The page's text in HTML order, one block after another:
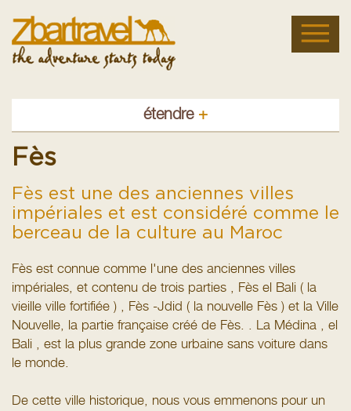
étendre +
Fès
Fès est une des anciennes villes
impériales et est considéré comme le
berceau de la culture au Maroc
Fès est connue comme l'une des anciennes villes
impériales, et contenu de trois parties , Fès el Bali ( la
vieille ville fortifiée ) , Fès -Jdid ( la nouvelle Fès ) et la Ville
Nouvelle, la partie française créé de Fès. . La Médina , el
Bali , est la plus grande zone urbaine sans voiture dans
le monde.
De cette ville historique, nous vous emmenons pour un